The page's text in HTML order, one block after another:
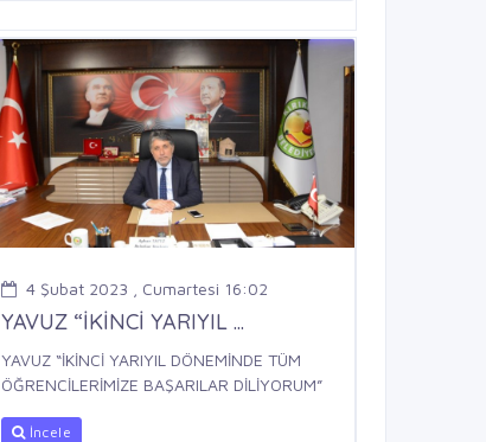
4 Şubat 2023 , Cumartesi 16:02
YAVUZ “İKİNCİ YARIYIL ...
YAVUZ “İKİNCİ YARIYIL DÖNEMİNDE TÜM
ÖĞRENCİLERİMİZE BAŞARILAR DİLİYORUM”
İncele